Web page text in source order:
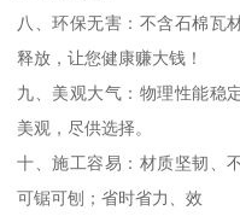
八、环保无害：不含石棉瓦
释放，让您健康赚大钱！
九、美观大气：物理性能稳
美观，尽供选择。
十、施工容易：材质坚韧、
可锯可刨；省时省力、效